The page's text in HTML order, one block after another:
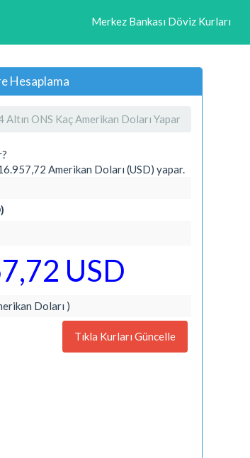
Merkez Bankası Döviz Kurları
Hesaplama
Altın ONS Kaç Amerikan Doları Yapar
Amerikan Doları (USD) yapar.
USD
Doları )
Tıkla Kurları Güncelle